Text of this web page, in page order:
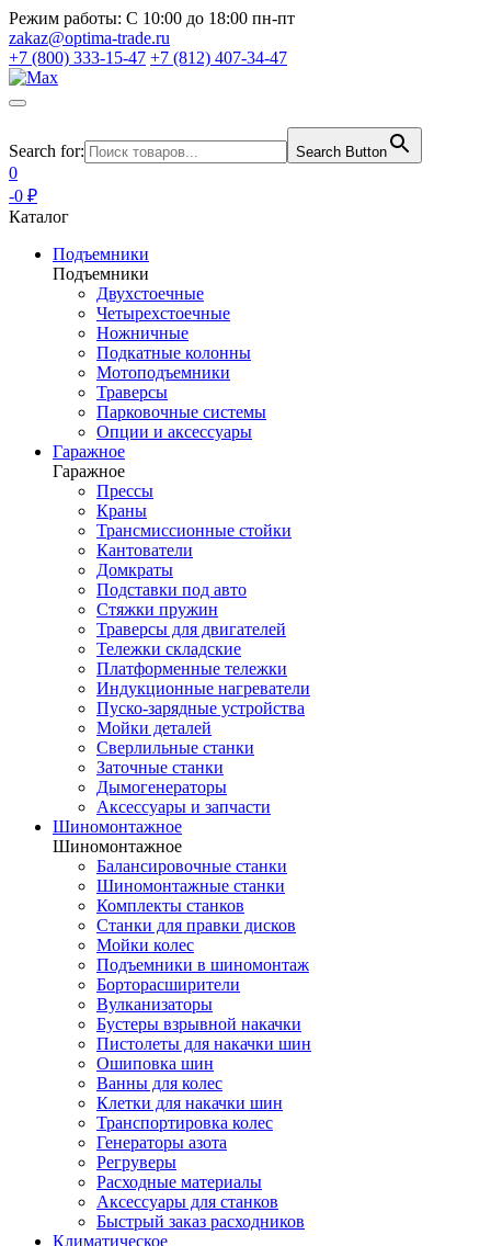
Режим работы: С 10:00 до 18:00 пн-пт
zakaz@optima-trade.ru
+7 (800) 333-15-47 +7 (812) 407-34-47
Search for: Search Button
0
-0 ₽
Каталог
Подъемники
Подъемники
Двухстоечные
Четырехстоечные
Ножничные
Подкатные колонны
Мотоподъемники
Траверсы
Парковочные системы
Опции и аксессуары
Гаражное
Гаражное
Прессы
Краны
Трансмиссионные стойки
Кантователи
Домкраты
Подставки под авто
Стяжки пружин
Траверсы для двигателей
Тележки складские
Платформенные тележки
Индукционные нагреватели
Пуско-зарядные устройства
Мойки деталей
Сверлильные станки
Заточные станки
Дымогенераторы
Аксессуары и запчасти
Шиномонтажное
Шиномонтажное
Балансировочные станки
Шиномонтажные станки
Комплекты станков
Станки для правки дисков
Мойки колес
Подъемники в шиномонтаж
Борторасширители
Вулканизаторы
Бустеры взрывной накачки
Пистолеты для накачки шин
Ошиповка шин
Ванны для колес
Клетки для накачки шин
Транспортировка колес
Генераторы азота
Регруверы
Расходные материалы
Аксессуары для станков
Быстрый заказ расходников
Климатическое